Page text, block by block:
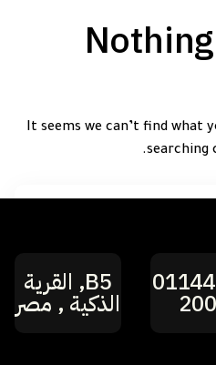
It seems we can’t find what
searching
B5, القرية
الذكية , مصر